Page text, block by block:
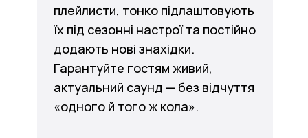
плейлисти, тонко підлаштовують
їх під сезонні настрої та постійно
додають нові знахідки.
Гарантуйте гостям живий,
актуальний саунд — без відчуття
«одного й того ж кола».